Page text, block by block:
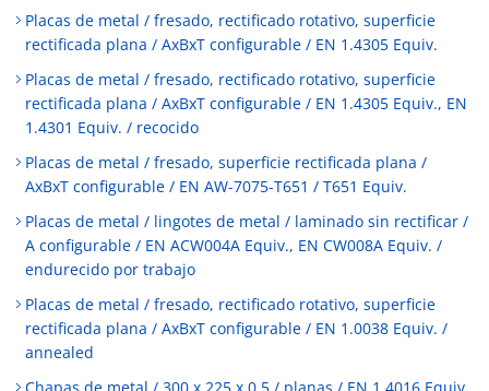
Placas de metal / fresado, rectificado rotativo, superficie
rectificada plana / AxBxT configurable / EN 1.4305 Equiv.
Placas de metal / fresado, rectificado rotativo, superficie
rectificada plana / AxBxT configurable / EN 1.4305 Equiv., EN
1.4301 Equiv. / recocido
Placas de metal / fresado, superficie rectificada plana /
AxBxT configurable / EN AW-7075-T651 / T651 Equiv.
Placas de metal / lingotes de metal / laminado sin rectificar /
A configurable / EN ACW004A Equiv., EN CW008A Equiv. /
endurecido por trabajo
Placas de metal / fresado, rectificado rotativo, superficie
rectificada plana / AxBxT configurable / EN 1.0038 Equiv. /
annealed
Chapas de metal / 300 x 225 x 0,5 / planas / EN 1.4016 Equiv.